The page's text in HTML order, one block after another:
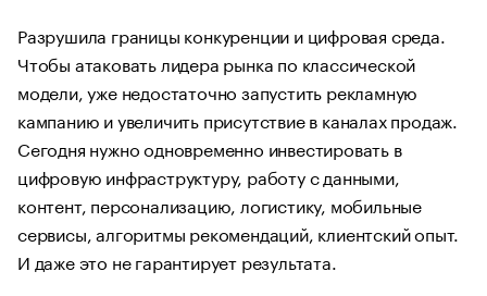
Разрушила границы конкуренции и цифровая среда.
Чтобы атаковать лидера рынка по классической
модели, уже недостаточно запустить рекламную
кампанию и увеличить присутствие в каналах продаж.
Сегодня нужно одновременно инвестировать в
цифровую инфраструктуру, работу с данными,
контент, персонализацию, логистику, мобильные
сервисы, алгоритмы рекомендаций, клиентский опыт.
И даже это не гарантирует результата.